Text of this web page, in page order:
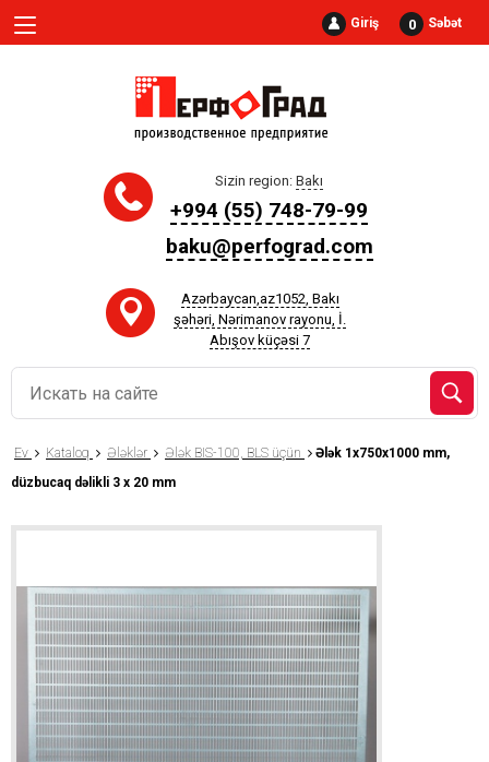
Giriş 0 Səbət
Sizin region: Bakı
+994 (55) 748-79-99
baku@perfograd.com
Azərbaycan,az1052, Bakı
şəhəri, Nərimanov rayonu, İ.
Abışov küçəsi 7
Ev Kataloq Ələklər Ələk BIS-100, BLS üçün
Ələk 1x750x1000 mm,
düzbucaq dəlikli 3 x 20 mm